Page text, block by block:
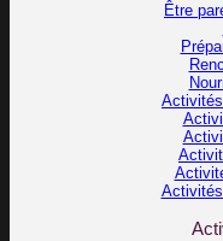
Être